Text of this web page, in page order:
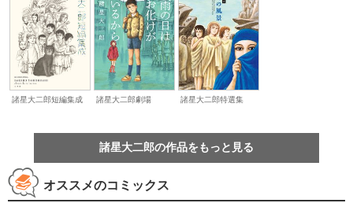
諸星大二郎短編集成 諸星大二郎劇場 諸星大二郎特選集
諸星大二郎の作品をもっと見る
オススメのコミックス